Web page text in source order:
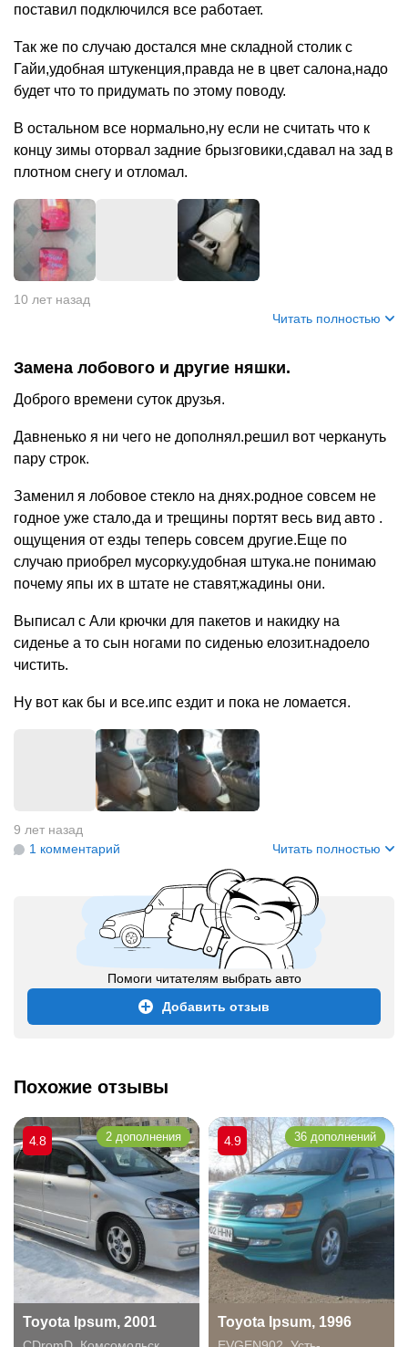
поставил подключился все работает.
Так же по случаю достался мне складной столик с
Гайи,удобная штукенция,правда не в цвет салона,надо
будет что то придумать по этому поводу.
В остальном все нормально,ну если не считать что к
концу зимы оторвал задние брызговики,сдавал на зад в
плотном снегу и отломал.
10 лет назад
Читать полностью
Замена лобового и другие няшки.
Доброго времени суток друзья.
Давненько я ни чего не дополнял.решил вот черкануть
пару строк.
Заменил я лобовое стекло на днях.родное совсем не
годное уже стало,да и трещины портят весь вид авто .
ощущения от езды теперь совсем другие.Еще по
случаю приобрел мусорку.удобная штука.не понимаю
почему япы их в штате не ставят,жадины они.
Выписал с Али крючки для пакетов и накидку на
сиденье а то сын ногами по сиденью елозит.надоело
чистить.
Ну вот как бы и все.ипс ездит и пока не ломается.
9 лет назад
1 комментарий
Читать полностью
Помоги читателям выбрать авто
Добавить отзыв
Похожие отзывы
Toyota Ipsum, 2001
4.8 2 дополнения
Toyota Ipsum, 1996
4.9 36 дополнений